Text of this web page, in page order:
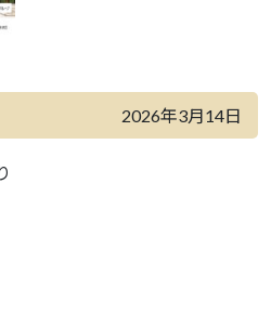
2026年3月14日